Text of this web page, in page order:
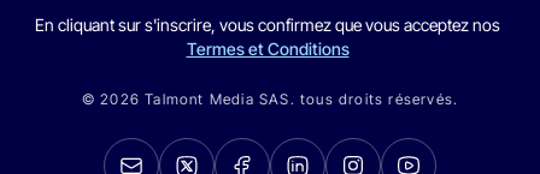
En cliquant sur s'inscrire, vous confirmez que vous acceptez nos
Termes et Conditions
© 2026 Talmont Media SAS. tous droits réservés.